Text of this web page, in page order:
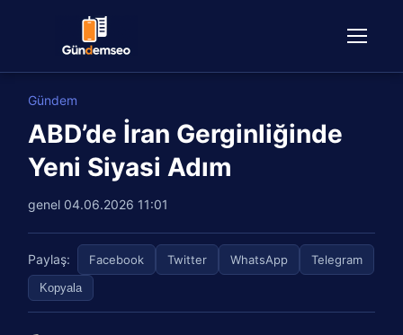
Gündem
ABD’de İran Gerginliğinde
Yeni Siyasi Adım
genel 04.06.2026 11:01
Paylaş: Facebook Twitter WhatsApp Telegram
Kopyala